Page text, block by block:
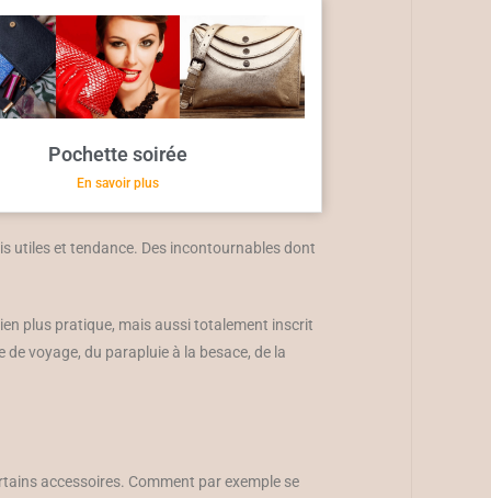
Pochette soirée
En savoir plus
utiles et tendance. Des incontournables dont
plus pratique, mais aussi totalement inscrit
voyage, du parapluie à la besace, de la
accessoires. Comment par exemple se